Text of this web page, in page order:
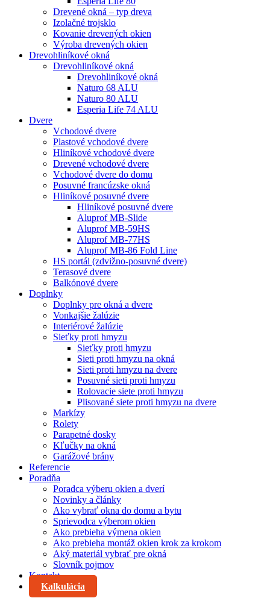
Drevené okná – typ dreva
Izolačné trojsklo
Kovanie drevených okien
Výroba drevených okien
Drevohliníkové okná
Drevohliníkové okná
Drevohliníkové okná
Naturo 68 ALU
Naturo 80 ALU
Esperia Life 74 ALU
Dvere
Vchodové dvere
Plastové vchodové dvere
Hliníkové vchodové dvere
Drevené vchodové dvere
Vchodové dvere do domu
Posuvné francúzske okná
Hliníkové posuvné dvere
Hliníkové posuvné dvere
Aluprof MB-Slide
Aluprof MB-59HS
Aluprof MB-77HS
Aluprof MB-86 Fold Line
HS portál (zdvižno-posuvné dvere)
Terasové dvere
Balkónové dvere
Doplnky
Doplnky pre okná a dvere
Vonkajšie žalúzie
Interiérové žalúzie
Sieťky proti hmyzu
Sieťky proti hmyzu
Sieti proti hmyzu na okná
Sieti proti hmyzu na dvere
Posuvné sieti proti hmyzu
Rolovacie siete proti hmyzu
Plisované siete proti hmyzu na dvere
Markízy
Rolety
Parapetné dosky
Kľučky na okná
Garážové brány
Referencie
Poradňa
Poradca výberu okien a dverí
Novinky a články
Ako vybrať okna do domu a bytu
Sprievodca výberom okien
Ako prebieha výmena okien
Ako prebieha montáž okien krok za krokom
Aký materiál vybrať pre okná
Slovník pojmov
Kontakt
Kalkulácia